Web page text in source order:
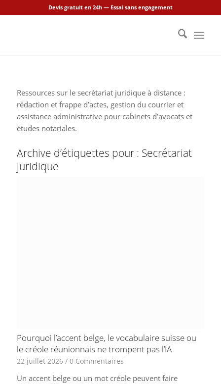
Devis gratuit en 24h — Essai sans engagement
Ressources sur le secrétariat juridique à distance :
rédaction et frappe d’actes, gestion du courrier et
assistance administrative pour cabinets d’avocats et
études notariales.
Archive d’étiquettes pour : Secrétariat
juridique
Pourquoi l’accent belge, le vocabulaire suisse ou
le créole réunionnais ne trompent pas l’IA
22 juillet 2026 / 0 Commentaires
Un accent belge ou un mot créole peuvent faire